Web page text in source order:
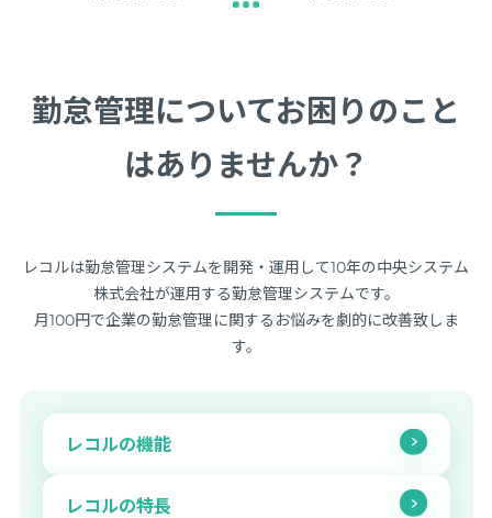
勤怠管理についてお困りのこと
はありませんか？
レコルは勤怠管理システムを開発・運用して10年の中央システム
株式会社が運用する勤怠管理システムです。
月100円で企業の勤怠管理に関するお悩みを劇的に改善致しま
す。
レコルの機能
レコルの特長